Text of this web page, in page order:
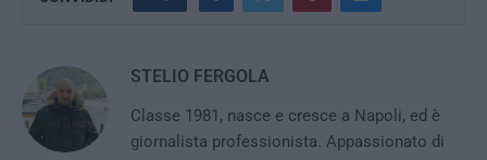
STELIO FERGOLA
Classe 1981, nasce e cresce a Napoli, ed è
giornalista professionista. Appassionato di